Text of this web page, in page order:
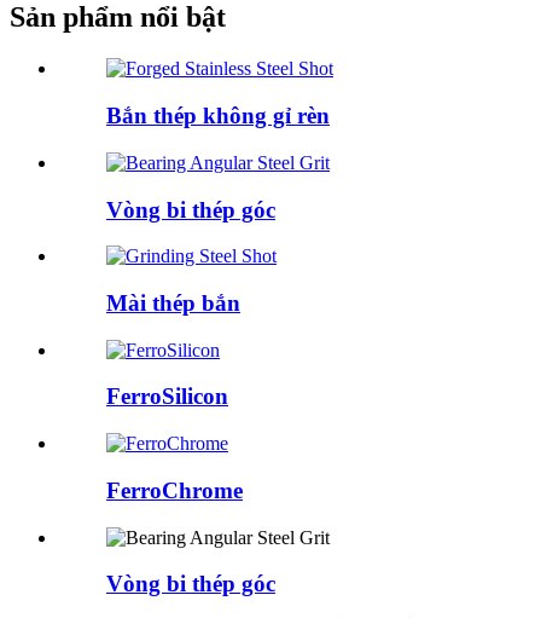
Sản phẩm nổi bật
Bắn thép không gỉ rèn
Vòng bi thép góc
Mài thép bắn
FerroSilicon
FerroChrome
Vòng bi thép góc